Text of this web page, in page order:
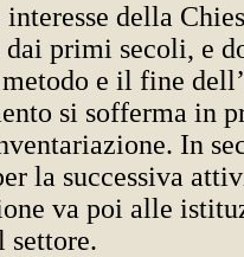
della
primi secoli, e
e il fine
si sofferma in
In
la successiva
va poi alle
settore.